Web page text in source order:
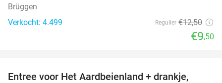
Brüggen
Verkocht: 4.499
Regulier €12,50
€9,50
Entree voor Het Aardbeienland + drankje,